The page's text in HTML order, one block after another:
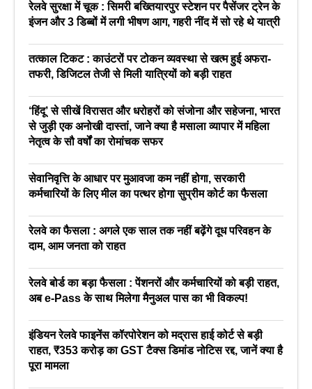
रेलवे सुरक्षा में चूक : सिमरी बख्तियारपुर स्टेशन पर पैसेंजर ट्रेन के
इंजन और 3 डिब्बों में लगी भीषण आग, गहरी नींद में सो रहे थे यात्री
तत्काल टिकट : काउंटरों पर टोकन व्यवस्था से खत्म हुई अफरा-
तफरी, डिजिटल तेजी से मिली यात्रियों को बड़ी राहत
‘हिंदू’ से सीखें विरासत और धरोहरों को संजोना और सहेजना, भारत
से जुड़ी एक अनोखी दास्तां, जाने क्या है मसाला व्यापार में महिला
नेतृत्व के सौ वर्षों का रोमांचक सफर
सेवानिवृत्ति के आधार पर मुआवजा कम नहीं होगा, सरकारी
कर्मचारियों के लिए मील का पत्थर होगा सुप्रीम कोर्ट का फैसला
रेलवे का फैसला : अगले एक साल तक नहीं बढ़ेंगे दूध परिवहन के
दाम, आम जनता को राहत
रेलवे बोर्ड का बड़ा फैसला : पेंशनरों और कर्मचारियों को बड़ी राहत,
अब e-Pass के साथ मिलेगा मैनुअल पास का भी विकल्प!
इंडियन रेलवे फाइनेंस कॉरपोरेशन को मद्रास हाई कोर्ट से बड़ी
राहत, ₹353 करोड़ का GST टैक्स डिमांड नोटिस रद्द, जानें क्या है
पूरा मामला